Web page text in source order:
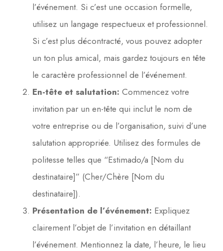
l’événement. Si c’est une occasion formelle,
utilisez un langage respectueux et professionnel.
Si c’est plus décontracté, vous pouvez adopter
un ton plus amical, mais gardez toujours en tête
le caractère professionnel de l’événement.
En-tête et salutation: Commencez votre
invitation par un en-tête qui inclut le nom de
votre entreprise ou de l’organisation, suivi d’une
salutation appropriée. Utilisez des formules de
politesse telles que “Estimado/a [Nom du
destinataire]” (Cher/Chère [Nom du
destinataire]).
Présentation de l’événement: Expliquez
clairement l’objet de l’invitation en détaillant
l’événement. Mentionnez la date, l’heure, le lieu